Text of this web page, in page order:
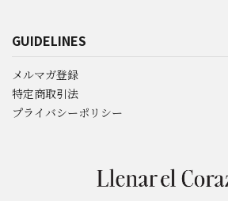
GUIDELINES
メルマガ登録
特定商取引法
プライバシーポリシー